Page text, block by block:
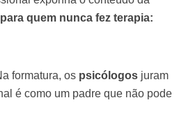
quem nunca fez terapia:
formatura, os psicólogos juram
é como um padre que não pode